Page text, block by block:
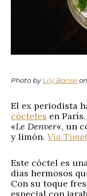
Photo by Lily Banse on
El ex periodista
cócteles en
«Le Denver«, un
y limón.Via
Este cóctel es
días hermosos
Con su toque
especial con